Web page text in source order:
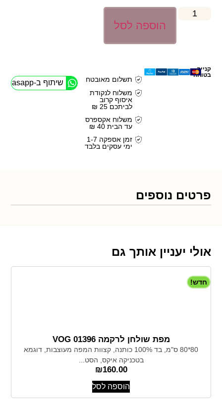
הוספה לסל
קנייה
בטוחה
תשלום מאובטח
משלוח לנקודת
איסוף קרוב
לביתכם 25 ₪
משלוח אקספרס
עד הבית 40 ₪
זמן אספקה 1-7
ימי עסקים בלבד
שיתוף ב-Whasapp
פרטים נוספים
אולי יעניין אותך גם
חדש!
מפת שולחן לרקמה 01396 VOG
80*80 ס"מ, בד 100% כותנה, קצוות המפה מעוצבות, דוגמא
בטכניקה איקס, הסט...
₪160.00
הוספה לסל